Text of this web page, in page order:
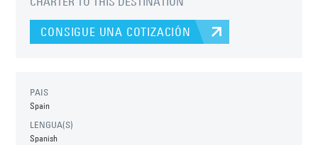
CONSIGUE UNA COTIZACIÓN
PAIS
Spain
LENGUA(S)
Spanish